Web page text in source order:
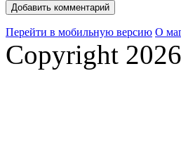
Перейти в мобильную версию О
Copyright